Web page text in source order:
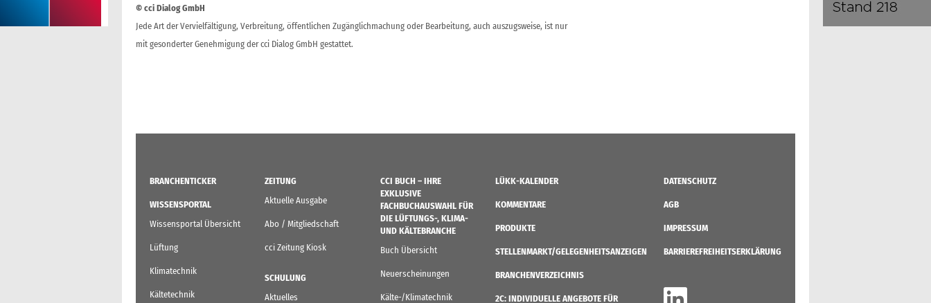
© cci Dialog GmbH
Jede Art der Vervielfältigung, Verbreitung, öffentlichen Zugänglichmachung oder Bearbeitung, auch auszugsweise, ist nur
mit gesonderter Genehmigung der cci Dialog GmbH gestattet.
BRANCHENTICKER
WISSENSPORTAL
Wissensportal Übersicht
Lüftung
Klimatechnik
Kältetechnik
ZEITUNG
Aktuelle Ausgabe
Abo / Mitgliedschaft
cci Zeitung Kiosk
SCHULUNG
Aktuelles
CCI BUCH – IHRE
EXKLUSIVE
FACHBUCHAUSWAHL FÜR
DIE LÜFTUNGS-, KLIMA-
UND KÄLTEBRANCHE
Buch Übersicht
Neuerscheinungen
Kälte-/Klimatechnik
LÜKK-KALENDER
KOMMENTARE
PRODUKTE
STELLENMARKT/GELEGENHEITSANZEIGEN
BRANCHENVERZEICHNIS
2C: INDIVIDUELLE ANGEBOTE FÜR
DATENSCHUTZ
AGB
IMPRESSUM
BARRIEREFREIHEITSERKLÄRUNG